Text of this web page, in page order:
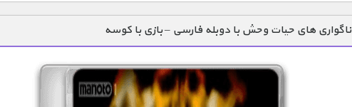
ناگواری های حیات وحش با دوبله فارسی – بازی با کوسه